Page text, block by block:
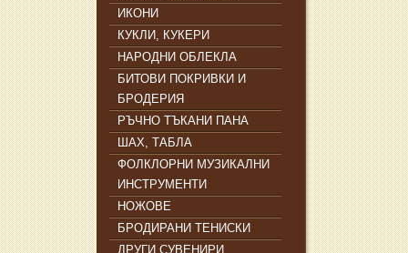
ИКОНИ
КУКЛИ, КУКЕРИ
НАРОДНИ ОБЛЕКЛА
БИТОВИ ПОКРИВКИ И
БРОДЕРИЯ
РЪЧНО ТЪКАНИ ПАНА
ШАХ, ТАБЛА
ФОЛКЛОРНИ МУЗИКАЛНИ
ИНСТРУМЕНТИ
НОЖОВЕ
БРОДИРАНИ ТЕНИСКИ
ДРУГИ СУВЕНИРИ